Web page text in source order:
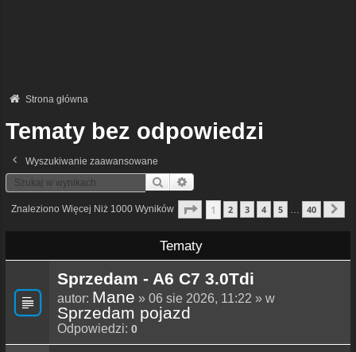
Strona główna
Tematy bez odpowiedzi
Wyszukiwanie zaawansowane
Szukaj
Znaleziono Więcej Niż 1000 Wyników Strona1 40
1 2 3 4 5 40
Tematy
Sprzedam - A6 C7 3.0Tdi
autor: Mane » 06 sie 2026, 11:22 » w
Sprzedam pojazd
Odpowiedzi: 0